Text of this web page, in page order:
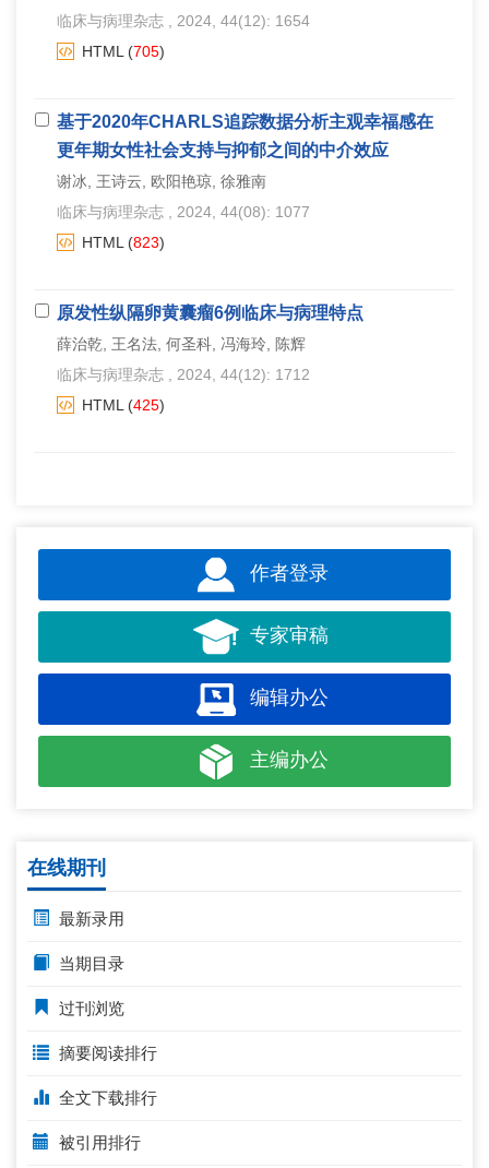
临床与病理杂志
, 2024, 44(12): 1654
HTML (705)
基于2020年CHARLS追踪数据分析主观幸福感在
更年期女性社会支持与抑郁之间的中介效应
谢冰, 王诗云, 欧阳艳琼, 徐雅南
临床与病理杂志
, 2024, 44(08): 1077
HTML (823)
原发性纵隔卵黄囊瘤6例临床与病理特点
薛治乾, 王名法, 何圣科, 冯海玲, 陈辉
临床与病理杂志
, 2024, 44(12): 1712
HTML (425)
作者登录
专家审稿
编辑办公
主编办公
在线期刊
最新录用
当期目录
过刊浏览
摘要阅读排行
全文下载排行
被引用排行